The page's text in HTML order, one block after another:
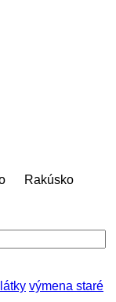
Rakúsko
výmena staré